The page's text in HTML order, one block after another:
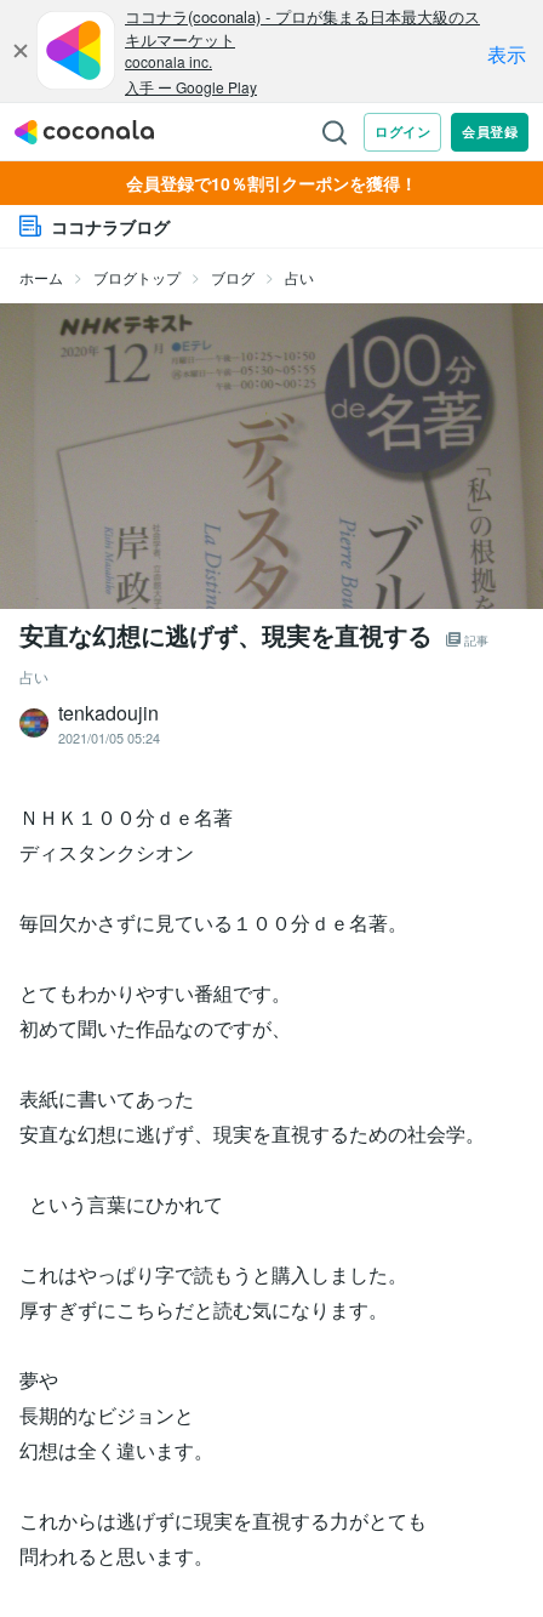
会員登録で10％割引クーポンを獲得！
ココナラブログ
ホーム ブログトップ ブログ 占い
安直な幻想に逃げず、現実を直視する 記事
占い
tenkadoujin
2021/01/05 05:24
ＮＨＫ１００分ｄｅ名著
ディスタンクシオン
毎回欠かさずに見ている１００分ｄｅ名著。
とてもわかりやすい番組です。
初めて聞いた作品なのですが、
表紙に書いてあった
安直な幻想に逃げず、現実を直視するための社会学。
という言葉にひかれて
これはやっぱり字で読もうと購入しました。
厚すぎずにこちらだと読む気になります。
夢や
長期的なビジョンと
幻想は全く違います。
これからは逃げずに現実を直視する力がとても
問われると思います。